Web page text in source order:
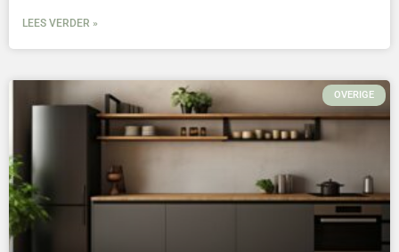
LEES VERDER »
OVERIGE